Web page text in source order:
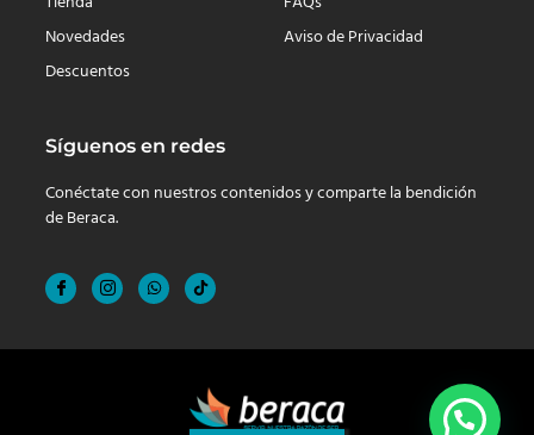
Novedades
Descuentos
Aviso de Privacidad
Síguenos en redes
Conéctate con nuestros contenidos y comparte la bendición
de Beraca.